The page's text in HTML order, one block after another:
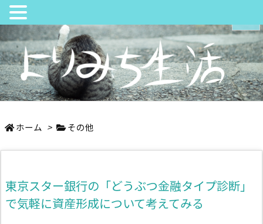
日々の中でちょっとよりみち
メニュ
サイド
検索
ホーム > その他
東京スター銀行の「どうぶつ金融タイプ診断」
で気軽に資産形成について考えてみる